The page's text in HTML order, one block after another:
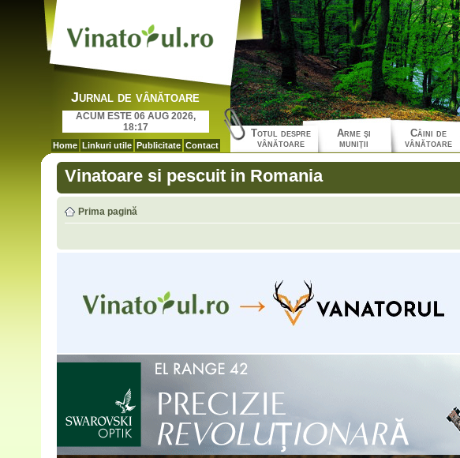
Jurnal de vânătoare
ACUM ESTE 06 AUG 2026,
18:17
Home Linkuri utile Publicitate Contact
Totul despre
vânătoare
Arme şi
muniţii
Câini de
vânătoare
Vinatoare si pescuit in Romania
Prima pagină